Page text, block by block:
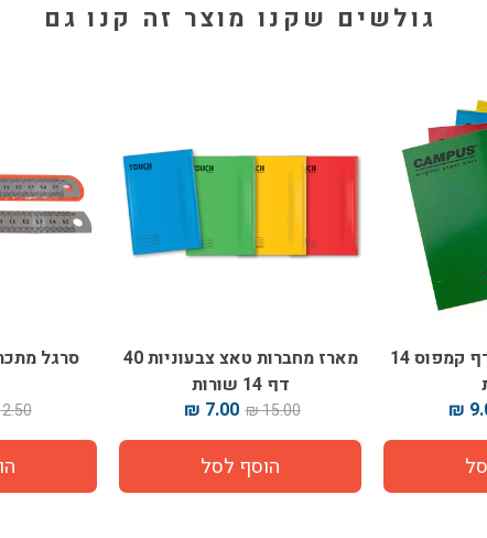
גולשים שקנו מוצר זה קנו גם
5 מחברות A5 40 דף קמפוס 14
מארז מחברות טאצ צבעוניות 40
דף 14 שורות
15.00 ₪
7.00 ₪
2.50 ₪